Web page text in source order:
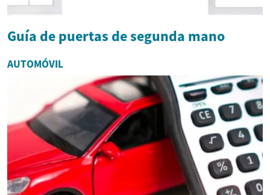
Guía de puertas de segunda mano
AUTOMÓVIL